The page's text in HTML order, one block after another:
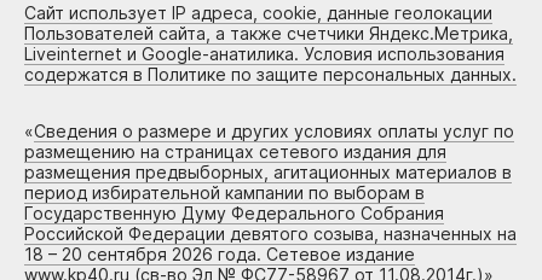
Сайт использует IP адреса, cookie, данные геолокации
Пользователей сайта, а также счетчики Яндекс.Метрика,
Liveinternet и Google-анатилика. Условия использования
содержатся в Политике по защите персональных данных.
«Сведения о размере и других условиях оплаты услуг по
размещению на страницах сетевого издания для
размещения предвыборных, агитационных материалов в
период избирательной кампании по выборам в
Государственную Думу Федерального Собрания
Российской Федерации девятого созыва, назначенных на
18 – 20 сентября 2026 года. Сетевое издание
www.kp40.ru (св-во Эл № ФС77-58967 от 11.08.2014г.)»